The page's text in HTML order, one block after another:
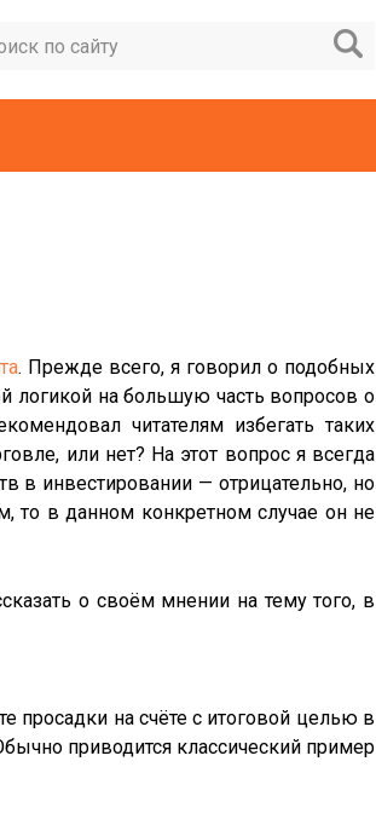
. Прежде всего, я говорил о подобных
логикой на большую часть вопросов о
читателям избегать таких
или нет? На этот вопрос я всегда
в инвестировании — отрицательно, но
то в данном конкретном случае он не
о своём мнении на тему того, в
просадки на счёте с итоговой целью в
приводится классический пример